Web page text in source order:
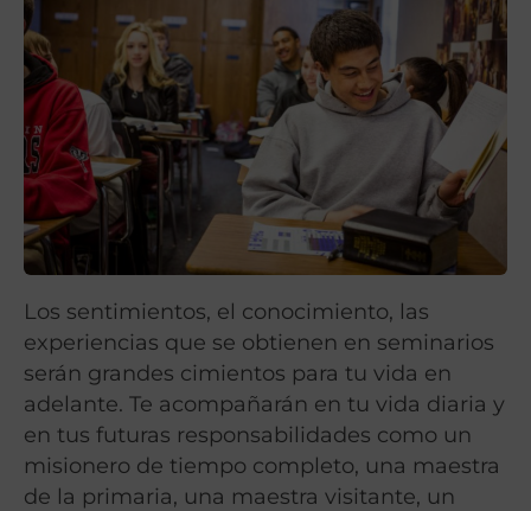
Los sentimientos, el conocimiento, las
experiencias que se obtienen en seminarios
serán grandes cimientos para tu vida en
adelante. Te acompañarán en tu vida diaria y
en tus futuras responsabilidades como un
misionero de tiempo completo, una maestra
de la primaria, una maestra visitante, un